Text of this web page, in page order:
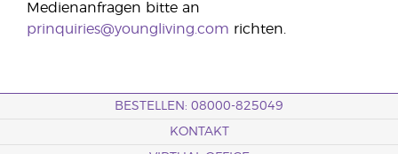
Medienanfragen bitte an
prinquiries@youngliving.com richten.
BESTELLEN: 08000-825049
KONTAKT